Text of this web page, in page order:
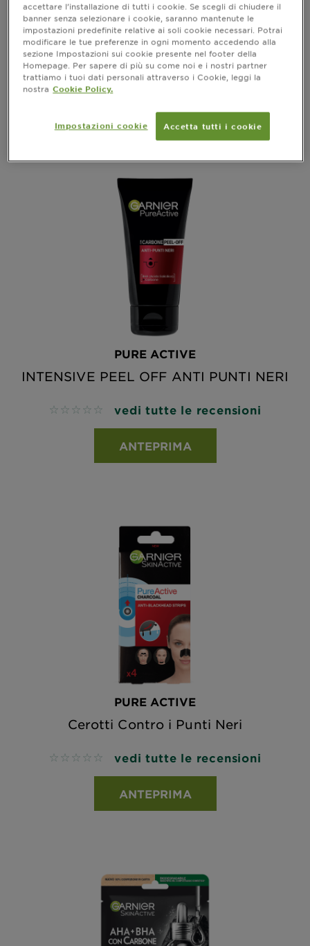
GARNIER PURE ACTIVE SIERO SALICYLIC
ANTI-IMPERFEZIONI
No reviews vedi tutte le recensioni
PURE ACTIVE
INTENSIVE PEEL OFF ANTI PUNTI NERI
No reviews vedi tutte le recensioni
ANTEPRIMA
PURE ACTIVE
Cerotti Contro i Punti Neri
No reviews vedi tutte le recensioni
ANTEPRIMA
accettare l’installazione di tutti i cookie. Se scegli di chiudere il
banner senza selezionare i cookie, saranno mantenute le
impostazioni predefinite relative ai soli cookie necessari. Potrai
modificare le tue preferenze in ogni momento accedendo alla
sezione Impostazioni sui cookie presente nel footer della
Homepage. Per sapere di più su come noi e i nostri partner
trattiamo i tuoi dati personali attraverso i Cookie, leggi la
nostra Cookie Policy.
Impostazioni cookie Accetta tutti i cookie